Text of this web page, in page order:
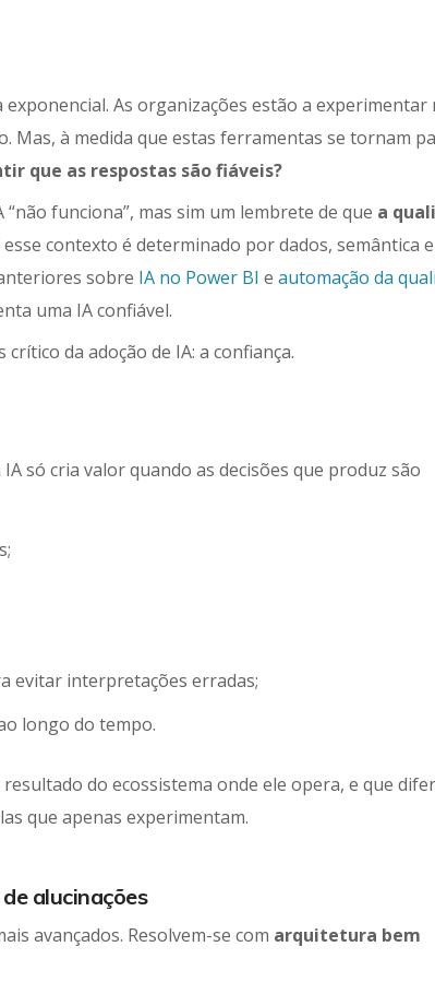
As organizações estão a experimentar
à medida que estas ferramentas se tornam
que as respostas são fiáveis?
funciona”, mas sim um lembrete de que a
esse contexto é determinado por dados, semântica e
sobre IA no Power BI e automação da
uma IA confiável.
da adoção de IA: a confiança.
só cria valor quando as decisões que produz são
evitar interpretações erradas;
longo do tempo.
do ecossistema onde ele opera, e que
que apenas experimentam.
alucinações
avançados. Resolvem-se com arquitetura bem